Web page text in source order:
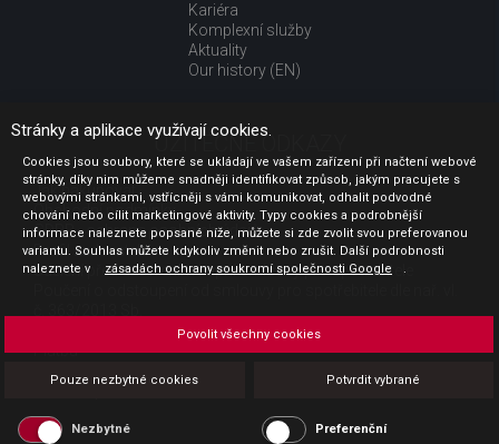
Kariéra
Komplexní služby
Aktuality
Our history (EN)
UŽITEČNÉ ODKAZY
Jak nakupovat
Obchodní podmínky
GDPR - ochrana osobních údajů
Profil zadavatele
Sdělení před uzavřením kupní smlouvy pro spotřebitele
Platba
Povinná publicita
Stránky a aplikace využívají cookies.
Cookies jsou soubory, které se ukládají ve vašem zařízení při načtení webové
stránky, díky nim můžeme snadněji identifikovat způsob, jakým pracujete s
webovými stránkami, vstřícněji s vámi komunikovat, odhalit podvodné
chování nebo cílit marketingové aktivity. Typy cookies a podrobnější
informace naleznete popsané níže, můžete si zde zvolit svou preferovanou
variantu. Souhlas můžete kdykoliv změnit nebo zrušit. Další podrobnosti
naleznete v
zásadách ochrany soukromí společnosti Google .
Pouze nezbytné cookies Potvrdit vybrané
Povolit všechny cookies
Nezbytné Preferenční